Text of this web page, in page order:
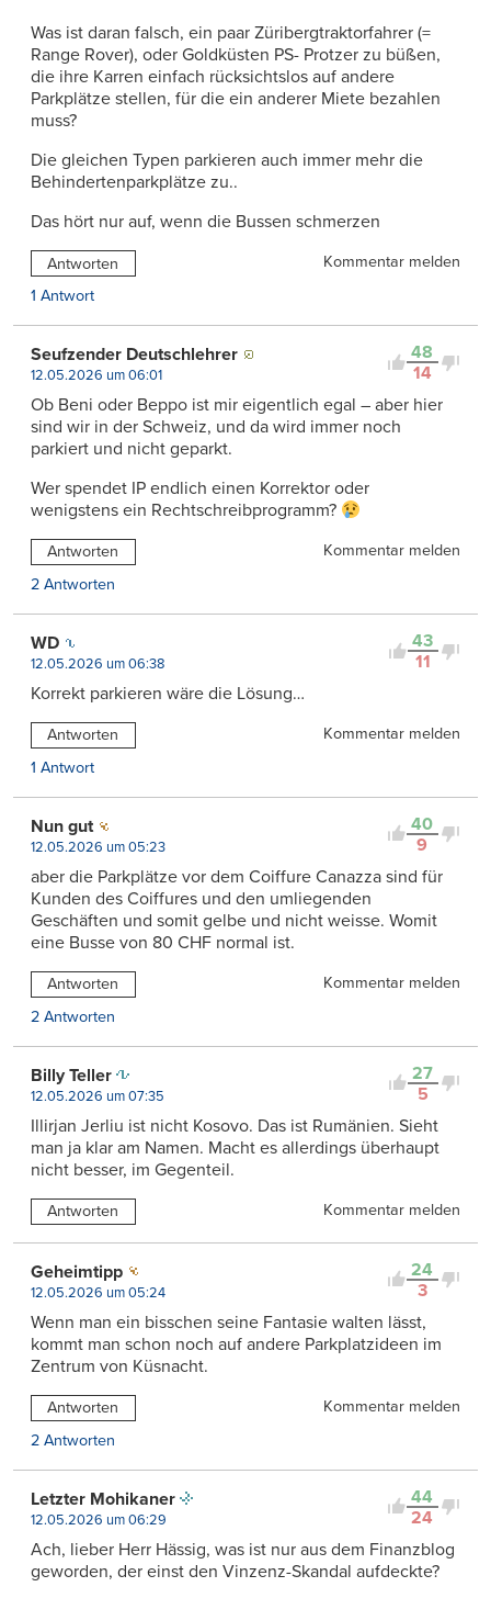
Was ist daran falsch, ein paar Züribergtraktorfahrer (=
Range Rover), oder Goldküsten PS- Protzer zu büßen,
die ihre Karren einfach rücksichtslos auf andere
Parkplätze stellen, für die ein anderer Miete bezahlen
muss?
Die gleichen Typen parkieren auch immer mehr die
Behindertenparkplätze zu..
Das hört nur auf, wenn die Bussen schmerzen
Antworten
Kommentar melden
1 Antwort
48
14
Seufzender Deutschlehrer
12.05.2026 um 06:01
Ob Beni oder Beppo ist mir eigentlich egal – aber hier
sind wir in der Schweiz, und da wird immer noch
parkiert und nicht geparkt.
Wer spendet IP endlich einen Korrektor oder
wenigstens ein Rechtschreibprogramm?
Antworten
Kommentar melden
2 Antworten
43
11
WD
12.05.2026 um 06:38
Korrekt parkieren wäre die Lösung…
Antworten
Kommentar melden
1 Antwort
40
9
Nun gut
12.05.2026 um 05:23
aber die Parkplätze vor dem Coiffure Canazza sind für
Kunden des Coiffures und den umliegenden
Geschäften und somit gelbe und nicht weisse. Womit
eine Busse von 80 CHF normal ist.
Antworten
Kommentar melden
2 Antworten
27
5
Billy Teller
12.05.2026 um 07:35
Illirjan Jerliu ist nicht Kosovo. Das ist Rumänien. Sieht
man ja klar am Namen. Macht es allerdings überhaupt
nicht besser, im Gegenteil.
Antworten Kommentar melden
24
3
Geheimtipp
12.05.2026 um 05:24
Wenn man ein bisschen seine Fantasie walten lässt,
kommt man schon noch auf andere Parkplatzideen im
Zentrum von Küsnacht.
Antworten
Kommentar melden
2 Antworten
44
24
Letzter Mohikaner
12.05.2026 um 06:29
Ach, lieber Herr Hässig, was ist nur aus dem Finanzblog
geworden, der einst den Vinzenz-Skandal aufdeckte?